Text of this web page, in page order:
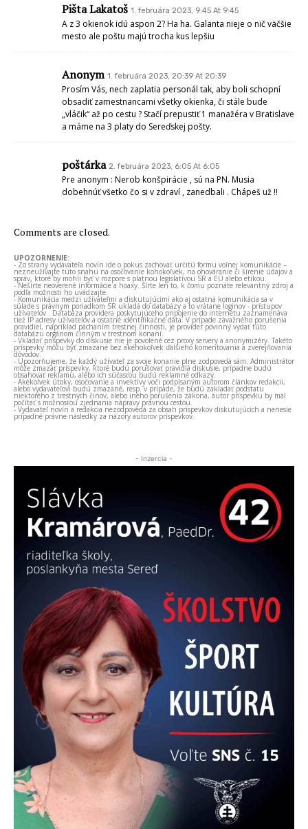
Pišta Lakatoš 1. februára 2023, 9:45 At 9:45
A z 3 okienok idú aspon 2? Ha ha. Galanta nieje o nič väčšie
mesto ale poštu majú trocha kus lepšiu
Anonym 1. februára 2023, 20:39 At 20:39
Prosím Vás, nech zaplatia personál tak, aby boli schopní
obsadiť zamestnancami všetky okienka, či stále bude
„vláčik“ až po cestu ? Stačí prepustiť 1 manažéra v Bratislave
a máme na 3 platy do Sereďskej pošty.
poštárka 2. februára 2023, 6:05 At 6:05
Pre anonym : Nerob konšpirácie , sú na PN. Musia
dobehnúť všetko čo si v zdraví , zanedbali . Chápeš už !!
Comments are closed.
UPOZORNENIE:
- Zo strany vydavateľa novín ide o pokus zachovať určitú formu voľnej komunikácie –
nezneužívajte túto snahu na osočovanie kohokoľvek, na ohováranie či šírenie údajov a
správ, ktoré by mohli byť v rozpore s platnou legislatívou SR a EÚ alebo etikou.
- Nešírte neoverené informácie a hoaxy. Šírte len to, k čomu poznáte relevantný zdroj a
podľa možnosti ho uvádzajte.
- Komunikácia medzi užívateľmi a diskutujúcimi ako aj ostatná komunikácia sa v
súlade s právnym poriadkom SR ukladá do databázy a to vrátane loginov - prístupov
užívateľov . Databáza providera poskytujúceho pripojenie do internetu zaznamenáva
tiež IP adresy užívateľov a ostatné identifikačné dáta. V prípade závažného porušenia
pravidiel, napríklad páchaním trestnej činnosti, je provider povinný vydať túto
databázu orgánom činným v trestnom konaní.
- Vkladať príspevky do diskusie nie je povolené cez proxy servery a anonymizéry. Takéto
príspevky môžu byť zmazané bez akéhokoľvek ďalšieho komentovania a zverejňovania
dôvodov.
- Upozorňujeme, že každý užívateľ za svoje konanie plne zodpovedá sám. Administrátor
môže zmazať príspevky, ktoré budú porušovať pravidlá diskusie, prípadne budú
obsahovať reklamu, alebo ich súčasťou budú reklamné odkazy.
- Akékoľvek útoky, osočovanie a invektívy voči podpísaným autorom článkov redakcii,
alebo vydavateľovi budú zmazané, resp. v prípade, že budú zakladať podstatu
niektorého z trestných činov, alebo iného porušenia zákona, autor príspevku by mal
počítať s možnosťou zjednania nápravy právnou cestou.
- Vydavateľ novín a redakcia nezodpovedá za obsah príspevkov diskutujúcich a nenesie
prípadné právne následky za názory autorov príspevkov.
- Inzercia -